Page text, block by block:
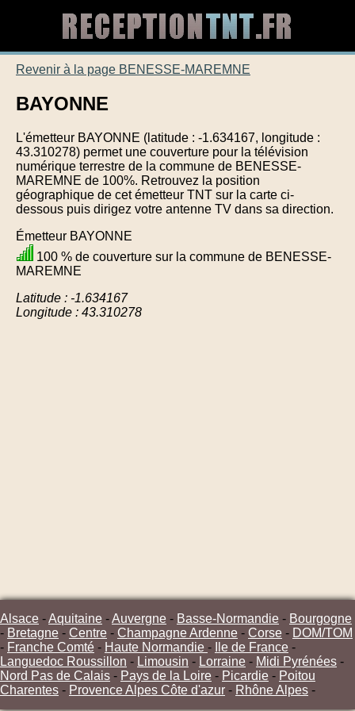
Revenir à la page BENESSE-MAREMNE
BAYONNE
L'émetteur BAYONNE (latitude : -1.634167, longitude :
43.310278) permet une couverture pour la télévision
numérique terrestre de la commune de BENESSE-
MAREMNE de 100%. Retrouvez la position
géographique de cet émetteur TNT sur la carte ci-
dessous puis dirigez votre antenne TV dans sa direction.
Émetteur BAYONNE
100 % de couverture sur la commune de BENESSE-
MAREMNE
Latitude : -1.634167
Longitude : 43.310278
Alsace -Aquitaine -Auvergne - Basse-Normandie - Bourgogne
- Bretagne - Centre - Champagne Ardenne - Corse - DOM/TOM
- Franche Comté - Haute Normandie - Ile de France -
Languedoc Roussillon - Limousin - Lorraine - Midi Pyrénées -
Nord Pas de Calais - Pays de la Loire - Picardie - Poitou
Charentes - Provence Alpes Côte d'azur - Rhône Alpes -